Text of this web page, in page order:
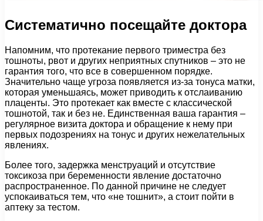
Систематично посещайте доктора
Напомним, что протекание первого триместра без
тошноты, рвот и других неприятных спутников – это не
гарантия того, что все в совершенном порядке.
Значительно чаще угроза появляется из-за тонуса матки,
которая уменьшаясь, может приводить к отслаиванию
плаценты. Это протекает как вместе с классической
тошнотой, так и без не. Единственная ваша гарантия –
регулярное визита доктора и обращение к нему при
первых подозрениях на тонус и других нежелательных
явлениях.
Более того, задержка менструаций и отсутствие
токсикоза при беременности явление достаточно
распространенное. По данной причине не следует
успокаиваться тем, что «не тошнит», а стоит пойти в
аптеку за тестом.